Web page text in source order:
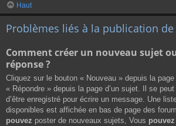
Haut
Problèmes liés à la publication de
Comment créer un nouveau sujet
réponse ?
Cliquez sur le bouton « Nouveau » depuis la page
« Répondre » depuis la page d’un sujet. Il se
d’être enregistré pour écrire un message. Une
disponibles est affichée en bas de page des
pouvez poster de nouveaux sujets, Vous pouvez